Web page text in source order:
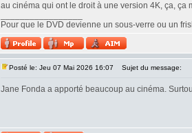
au cinéma qui ont le droit à une version 4K, ça, ça
Pour que le DVD devienne un sous-verre ou un
Posté le: Jeu 07 Mai 2026 16:07 Sujet du message:
Jane Fonda a apporté beaucoup au cinéma.